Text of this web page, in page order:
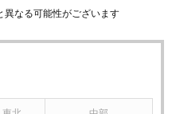
異なる可能性がございます